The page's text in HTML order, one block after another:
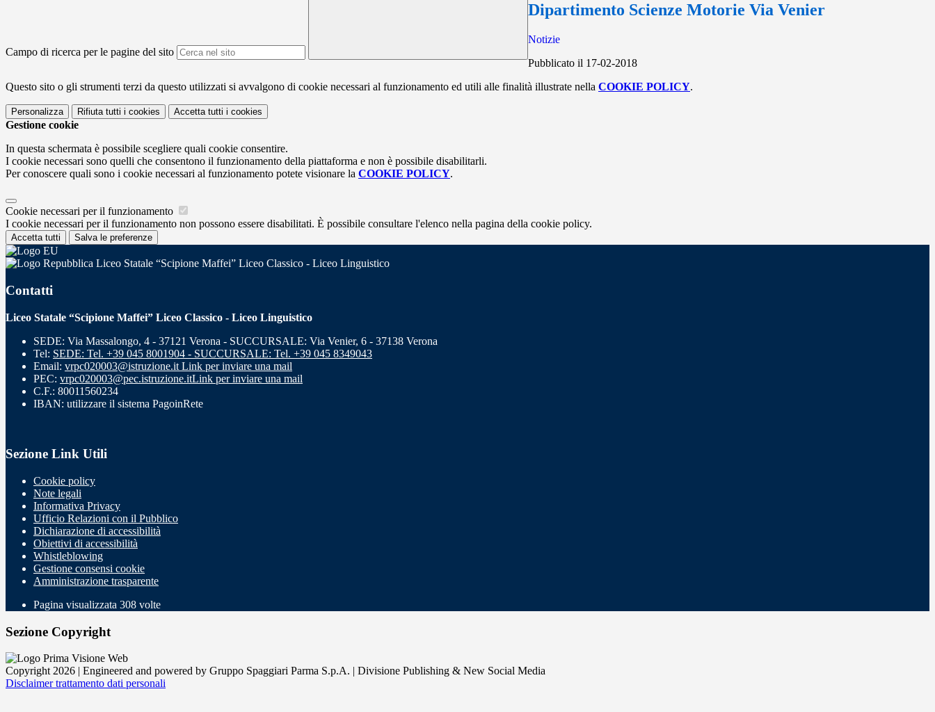
Campo di ricerca per le pagine del sito
Dipartimento Scienze Motorie Via Venier
Notizie
Pubblicato il 17-02-2018
Questo sito o gli strumenti terzi da questo utilizzati si avvalgono di cookie necessari al funzionamento ed utili alle finalità illustrate nella COOKIE POLICY.
Personalizza Rifiuta tutti i cookies Accetta tutti i cookies
Gestione cookie
In questa schermata è possibile scegliere quali cookie consentire.
I cookie necessari sono quelli che consentono il funzionamento della piattaforma e non è possibile disabilitarli.
Per conoscere quali sono i cookie necessari al funzionamento potete visionare la COOKIE POLICY.
Cookie necessari per il funzionamento
I cookie necessari per il funzionamento non possono essere disabilitati. È possibile consultare l'elenco nella pagina della cookie policy.
Accetta tutti Salva le preferenze
Liceo Statale “Scipione Maffei” Liceo Classico - Liceo Linguistico
Contatti
Liceo Statale “Scipione Maffei” Liceo Classico - Liceo Linguistico
SEDE: Via Massalongo, 4 - 37121 Verona - SUCCURSALE: Via Venier, 6 - 37138 Verona
Tel: SEDE: Tel. +39 045 8001904 - SUCCURSALE: Tel. +39 045 8349043
Email: vrpc020003@istruzione.it Link per inviare una mail
PEC: vrpc020003@pec.istruzione.itLink per inviare una mail
C.F.: 80011560234
IBAN: utilizzare il sistema PagoinRete
Sezione Link Utili
Cookie policy
Note legali
Informativa Privacy
Ufficio Relazioni con il Pubblico
Dichiarazione di accessibilità
Obiettivi di accessibilità
Whistleblowing
Gestione consensi cookie
Amministrazione trasparente
Pagina visualizzata 308 volte
Sezione Copyright
Copyright 2026 | Engineered and powered by Gruppo Spaggiari Parma S.p.A. | Divisione Publishing & New Social Media
Disclaimer trattamento dati personali